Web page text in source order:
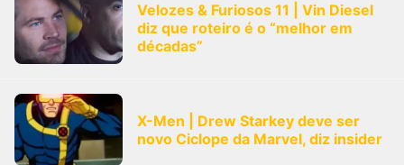
Velozes & Furiosos 11 | Vin Diesel
diz que roteiro é o “melhor em
décadas”
X-Men | Drew Starkey deve ser
novo Ciclope da Marvel, diz insider